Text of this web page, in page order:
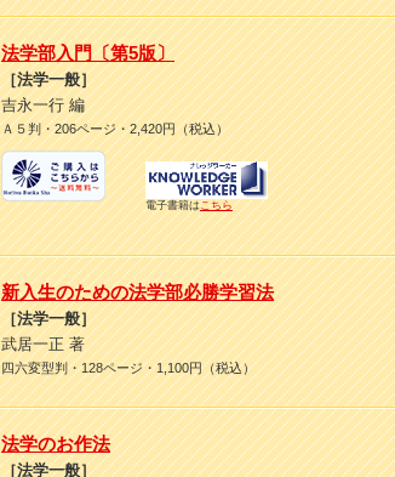
法学部入門〔第5版〕
［法学一般］
吉永一行 編
Ａ５判・206ページ・2,420円（税込）
電子書籍はこちら
新入生のための法学部必勝学習法
［法学一般］
武居一正 著
四六変型判・128ページ・1,100円（税込）
法学のお作法
［法学一般］